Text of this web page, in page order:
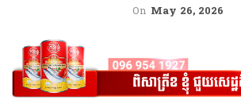
On May 26, 2026